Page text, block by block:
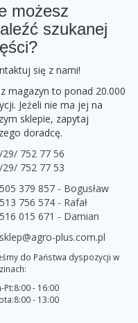
możesz
szukanej
się z nami!
magazyn to ponad 20.000
Jeżeli nie ma jej na
sklepie, zapytaj
doradcę.
/29/ 752 77 56
/29/ 752 77 53
505 379 857 - Bogusław
513 756 574 - Rafał
516 015 671 - Damian
sklep@agro-plus.com.pl
do Państwa dyspozycji w
Pt:8:00 - 16:00
8:00 - 13:00